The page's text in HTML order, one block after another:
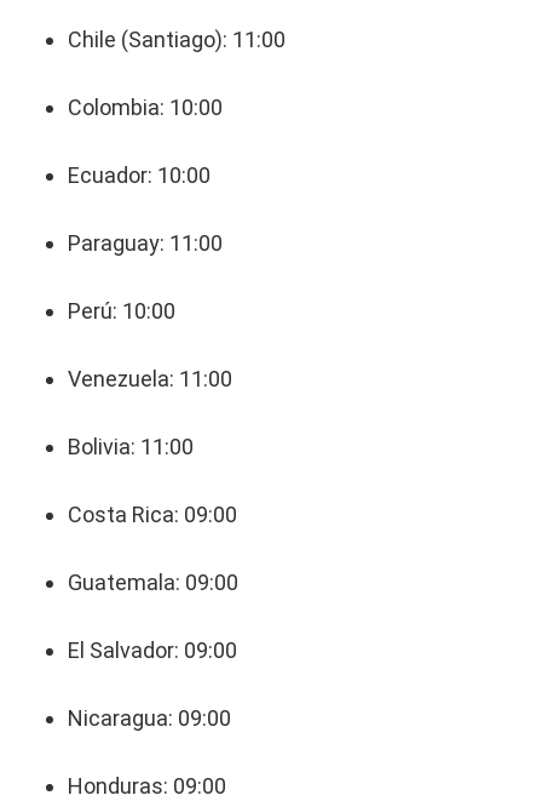
Chile (Santiago): 11:00
Colombia: 10:00
Ecuador: 10:00
Paraguay: 11:00
Perú: 10:00
Venezuela: 11:00
Bolivia: 11:00
Costa Rica: 09:00
Guatemala: 09:00
El Salvador: 09:00
Nicaragua: 09:00
Honduras: 09:00